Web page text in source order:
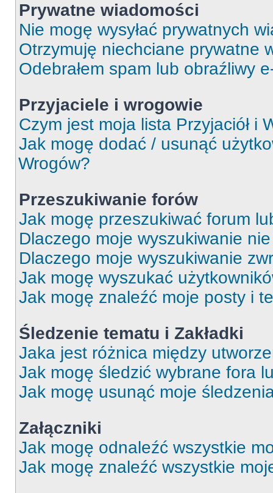
Prywatne wiadomości
Nie mogę wysyłać prywatnych
Otrzymuję niechciane prywatne
Odebrałem spam lub obraźliwy
Przyjaciele i wrogowie
Czym jest moja lista Przyjaciół i
Jak mogę dodać / usunąć
Wrogów?
Przeszukiwanie forów
Jak mogę przeszukiwać forum
Dlaczego moje wyszukiwanie
Dlaczego moje wyszukiwanie
Jak mogę wyszukać
Jak mogę znaleźć moje posty i
Śledzenie tematu i Zakładki
Jaka jest różnica między
Jak mogę śledzić wybrane fora
Jak mogę usunąć moje
Załączniki
Jak mogę odnaleźć wszystkie
Jak mogę znaleźć wszystkie